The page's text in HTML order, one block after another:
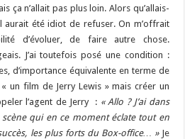
ça n’allait pas plus loin. Alors qu’allais-
été idiot de refuser. On m’offrait
d’évoluer, de faire autre chose.
J’ai toutefois posé une condition :
d’importance équivalente en terme de
un film de Jerry Lewis » mais créer un
l’agent de Jerry : « Allo ? J’ai dans
qui en ce moment éclate tout en
les plus forts du Box-office… »Je